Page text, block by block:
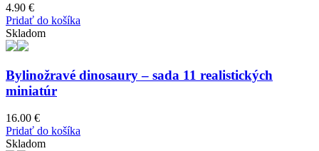
4.90 €
Pridať do košíka
Skladom
Bylinožravé dinosaury – sada 11 realistických
miniatúr
16.00 €
Pridať do košíka
Skladom